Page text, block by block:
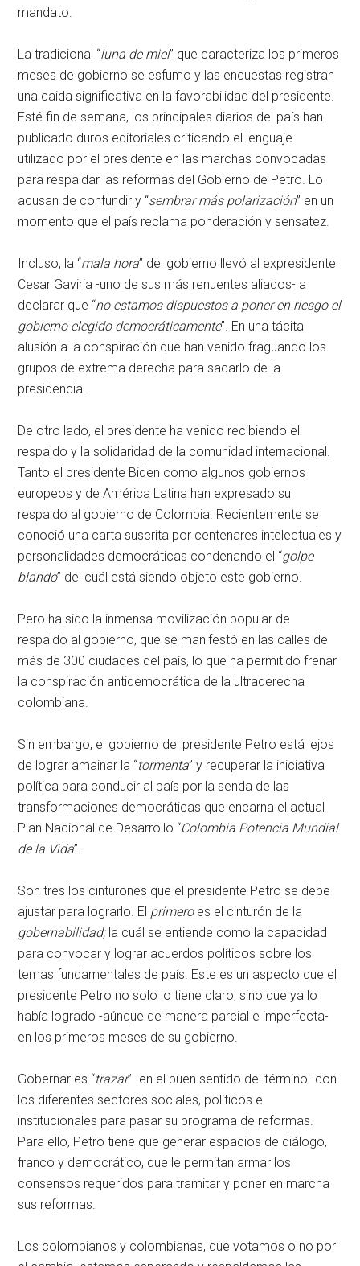
mandato.
La tradicional “luna de miel” que caracteriza los primeros
meses de gobierno se esfumo y las encuestas registran
una caida significativa en la favorabilidad del presidente.
Esté fin de semana, los principales diarios del país han
publicado duros editoriales criticando el lenguaje
utilizado por el presidente en las marchas convocadas
para respaldar las reformas del Gobierno de Petro. Lo
acusan de confundir y “sembrar más polarización” en un
momento que el país reclama ponderación y sensatez.
Incluso, la “mala hora” del gobierno llevó al expresidente
Cesar Gaviria -uno de sus más renuentes aliados- a
declarar que “no estamos dispuestos a poner en riesgo el
gobierno elegido democráticamente”. En una tácita
alusión a la conspiración que han venido fraguando los
grupos de extrema derecha para sacarlo de la
presidencia.
De otro lado, el presidente ha venido recibiendo el
respaldo y la solidaridad de la comunidad internacional.
Tanto el presidente Biden como algunos gobiernos
europeos y de América Latina han expresado su
respaldo al gobierno de Colombia. Recientemente se
conoció una carta suscrita por centenares intelectuales y
personalidades democráticas condenando el “golpe
blando” del cuál está siendo objeto este gobierno.
Pero ha sido la inmensa movilización popular de
respaldo al gobierno, que se manifestó en las calles de
más de 300 ciudades del país, lo que ha permitido frenar
la conspiración antidemocrática de la ultraderecha
colombiana.
Sin embargo, el gobierno del presidente Petro está lejos
de lograr amainar la “tormenta” y recuperar la iniciativa
política para conducir al país por la senda de las
transformaciones democráticas que encarna el actual
Plan Nacional de Desarrollo “Colombia Potencia Mundial
de la Vida”.
Son tres los cinturones que el presidente Petro se debe
ajustar para lograrlo. El primeroes el cinturón de la
gobernabilidad; la cuál se entiende como la capacidad
para convocar y lograr acuerdos políticos sobre los
temas fundamentales de país. Este es un aspecto que el
presidente Petro no solo lo tiene claro, sino que ya lo
había logrado -aúnque de manera parcial e imperfecta-
en los primeros meses de su gobierno.
Gobernar es “trazar” -en el buen sentido del término- con
los diferentes sectores sociales, políticos e
institucionales para pasar su programa de reformas.
Para ello, Petro tiene que generar espacios de diálogo,
franco y democrático, que le permitan armar los
consensos requeridos para tramitar y poner en marcha
sus reformas.
Los colombianos y colombianas, que votamos o no por